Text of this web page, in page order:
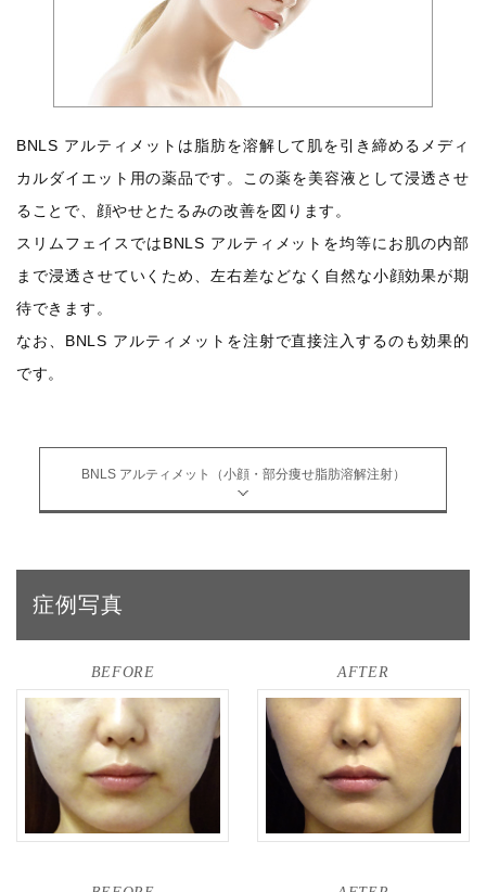
BNLS アルティメットは脂肪を溶解して肌を引き締めるメディ
カルダイエット用の薬品です。この薬を美容液として浸透させ
ることで、顔やせとたるみの改善を図ります。
スリムフェイスではBNLS アルティメットを均等にお肌の内部
まで浸透させていくため、左右差などなく自然な小顔効果が期
待できます。
なお、BNLS アルティメットを注射で直接注入するのも効果的
です。
BNLS アルティメット（小顔・部分痩せ脂肪溶解注射）
症例写真
BEFORE AFTER